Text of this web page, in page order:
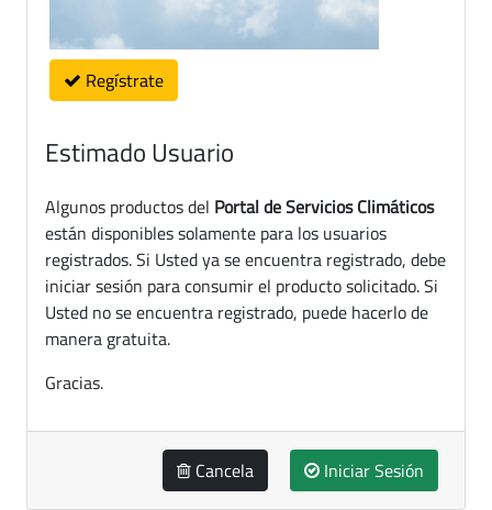
Regístrate
Estimado Usuario
Algunos productos del Portal de Servicios Climáticos
están disponibles solamente para los usuarios
registrados. Si Usted ya se encuentra registrado, debe
iniciar sesión para consumir el producto solicitado. Si
Usted no se encuentra registrado, puede hacerlo de
manera gratuita.
Gracias.
Cancela Iniciar Sesión